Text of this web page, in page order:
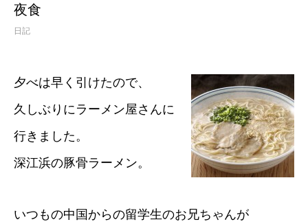
夜食
日記
夕べは早く引けたので、
久しぶりにラーメン屋さんに
行きました。
深江浜の豚骨ラーメン。
いつもの中国からの留学生のお兄ちゃんが